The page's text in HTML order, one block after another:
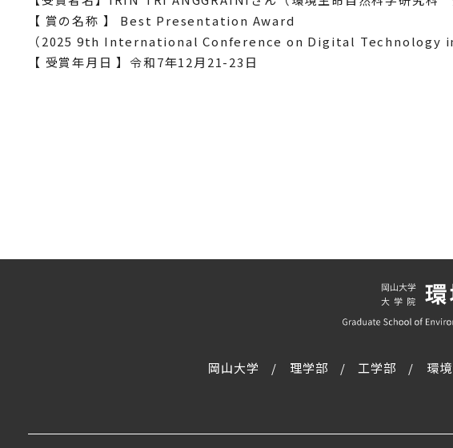
【 賞の名称 】 Best Presentation Award
（2025 9th International Conference on Digital Technology in
【 受賞年月日 】令和7年12月21-23日
岡山大学 理学部 工学部 環